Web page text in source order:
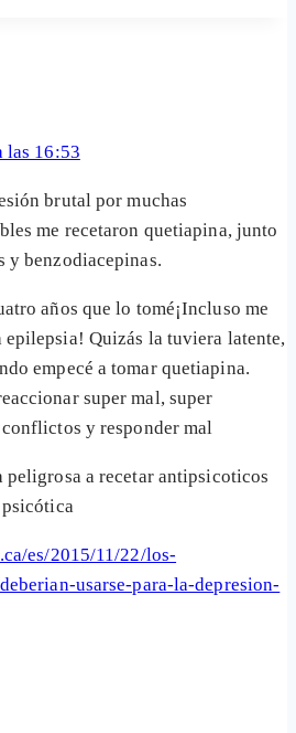
las 16:53
brutal por muchas
me recetaron quetiapina, junto
y benzodiacepinas.
años que lo tomé¡Incluso me
epilepsia! Quizás la tuviera latente,
empecé a tomar quetiapina.
super mal, super
conflictos y responder mal
peligrosa a recetar antipsicoticos
es/2015/11/22/los-
usarse-para-la-depresion-